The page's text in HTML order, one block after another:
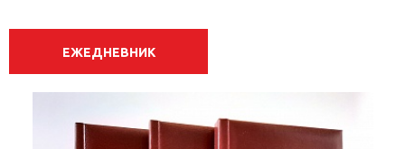
ЕЖЕДНЕВНИК